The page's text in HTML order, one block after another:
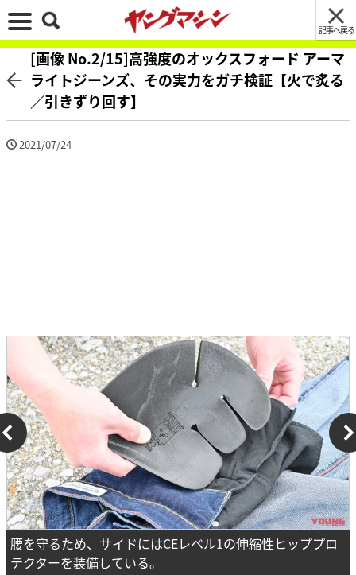
記事へ戻る
[画像 No.2/15]高強度のオックスフォード アーマ
ライトジーンズ、その実力をガチ検証【火で炙る
／引きずり回す】
2021/07/24
腰を守るため、サイドにはCEレベル1の伸縮性ヒッププロ
テクターを装備している。